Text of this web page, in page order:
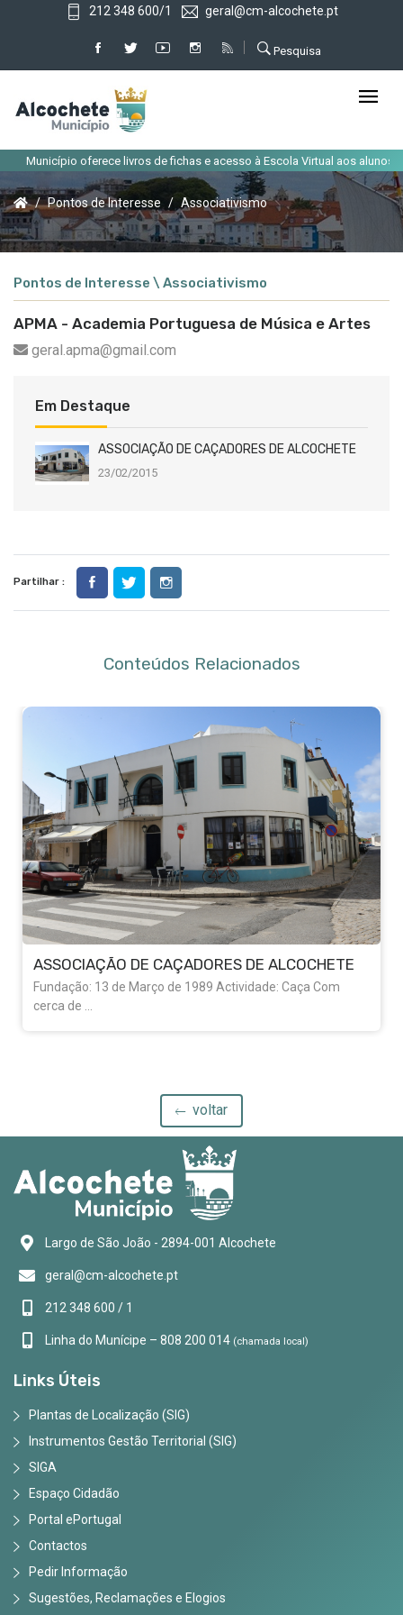
212 348 600/1 geral@cm-alcochete.pt
Pesquisa
Município oferece livros de fichas e acesso à Escola Virtual aos alunos do
Pontos de Interesse Associativismo
Pontos de Interesse \ Associativismo
APMA - Academia Portuguesa de Música e Artes
geral.apma@gmail.com
Em Destaque
ASSOCIAÇÃO DE CAÇADORES DE ALCOCHETE
23/02/2015
Partilhar :
Conteúdos Relacionados
ASSOCIAÇÃO DE CAÇADORES DE ALCOCHETE
Fundação: 13 de Março de 1989 Actividade: Caça Com
cerca de ...
voltar
Largo de São João - 2894-001 Alcochete
geral@cm-alcochete.pt
212 348 600 / 1
Linha do Munícipe – 808 200 014 (chamada local)
Links Úteis
Plantas de Localização (SIG)
Instrumentos Gestão Territorial (SIG)
SIGA
Espaço Cidadão
Portal ePortugal
Contactos
Pedir Informação
Sugestões, Reclamações e Elogios